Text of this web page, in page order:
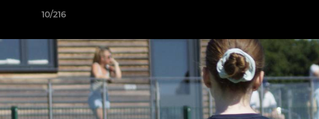
10/216